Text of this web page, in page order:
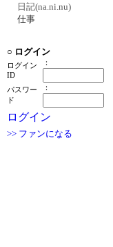
日記(na.ni.nu)
仕事
○ ログイン
ログイン
ID
：
パスワー
ド
：
ログイン
>> ファンになる